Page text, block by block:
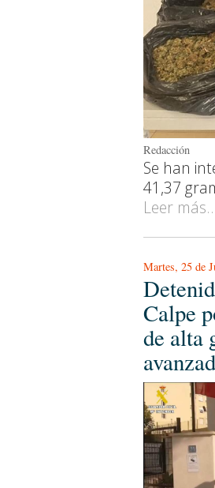
Redacción
Se han
41,37
Leer
Martes, 25 de
Calpe
de alta